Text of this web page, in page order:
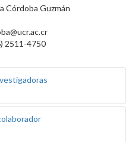
Córdoba Guzmán
2511-4750